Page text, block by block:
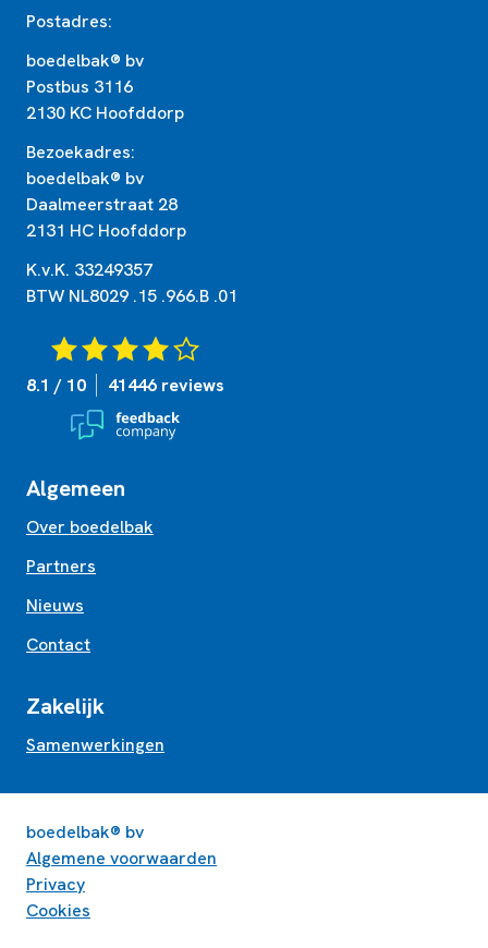
Postadres:
boedelbak® bv
Postbus 3116
2130 KC Hoofddorp
Bezoekadres:
boedelbak® bv
Daalmeerstraat 28
2131 HC Hoofddorp
K.v.K. 33249357
BTW NL8029 .15 .966.B .01
8.1 / 10 41446 reviews
Algemeen
Over boedelbak
Partners
Nieuws
Contact
Zakelijk
Samenwerkingen
boedelbak® bv
Algemene voorwaarden
Privacy
Cookies